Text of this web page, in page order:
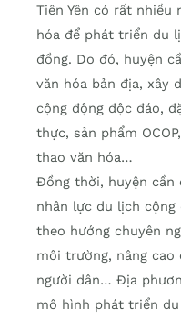
Tiên Yên có rất nhiều
hóa để phát triển du
đồng. Do đó, huyện
văn hóa bản địa, xây
cộng động độc đáo,
thực, sản phẩm
thao văn hóa…
Đồng thời, huyện cần
nhân lực du lịch cộng
theo hướng chuyên
môi trường, nâng
người dân… Địa
mô hình phát triển